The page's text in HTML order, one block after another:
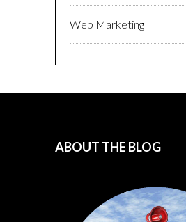
Web Marketing
ABOUT THE BLOG